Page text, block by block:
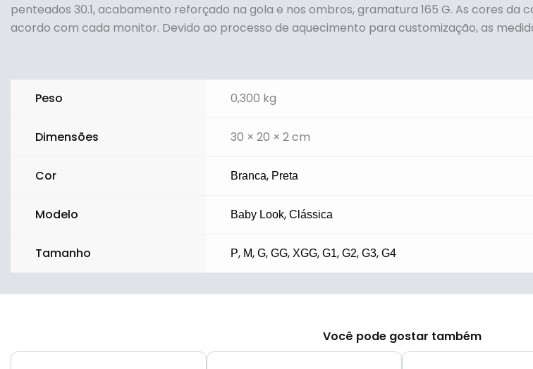
penteados 30.1, acabamento reforçado na gola e nos ombros, gramatura 165 G. As cores
acordo com cada monitor. Devido ao processo de aquecimento para customização, as
Peso 0,300 kg
Dimensões 30 × 20 × 2 cm
Cor Branca, Preta
Modelo Baby Look, Clássica
Tamanho P, M, G, GG, XGG, G1, G2, G3, G4
Você pode gostar também